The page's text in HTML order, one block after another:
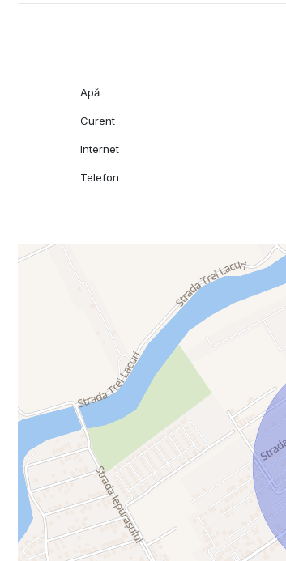
Apă
Curent
Internet
Telefon